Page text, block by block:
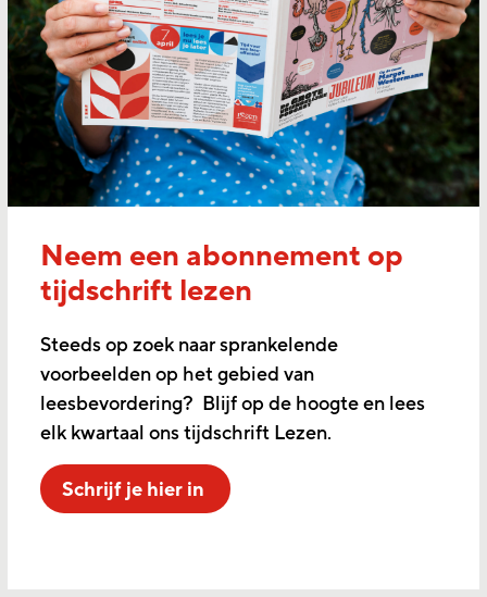
Neem een abonnement op
tijdschrift lezen
Steeds op zoek naar sprankelende
voorbeelden op het gebied van
leesbevordering? Blijf op de hoogte en lees
elk kwartaal ons tijdschrift Lezen.
Schrijf je hier in